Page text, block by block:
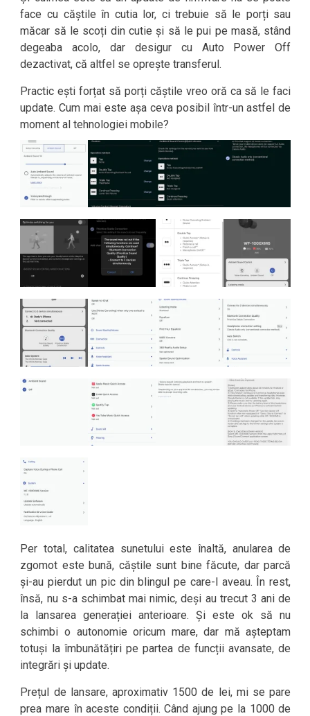
face cu căștile în cutia lor, ci trebuie să le porți sau
măcar să le scoți din cutie și să le pui pe masă, stând
degeaba acolo, dar desigur cu Auto Power Off
dezactivat, că altfel se oprește transferul.
Practic ești forțat să porți căștile vreo oră ca să le faci
update. Cum mai este așa ceva posibil într-un astfel de
moment al tehnologiei mobile?
Per total, calitatea sunetului este înaltă, anularea de
zgomot este bună, căștile sunt bine făcute, dar parcă
și-au pierdut un pic din blingul pe care-l aveau. În rest,
însă, nu s-a schimbat mai nimic, deși au trecut 3 ani de
la lansarea generației anterioare. Și este ok să nu
schimbi o autonomie oricum mare, dar mă așteptam
totuși la îmbunătățiri pe partea de funcții avansate, de
integrări și update.
Prețul de lansare, aproximativ 1500 de lei, mi se pare
prea mare în aceste condiții. Când ajung pe la 1000 de